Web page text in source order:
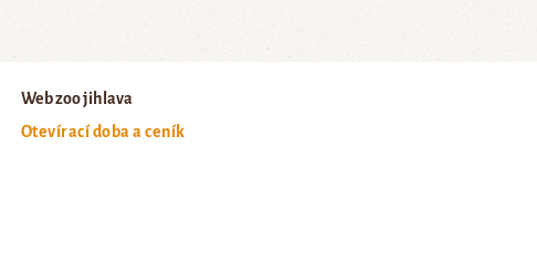
Web zoo jihlava
Otevírací doba a ceník